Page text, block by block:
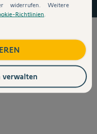
widerrufen. Weitere
Richtlinien
verwalten